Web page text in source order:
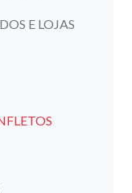
E LOJAS